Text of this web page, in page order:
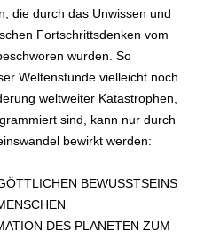
die durch das Unwissen und
Fortschrittsdenken vom
wurden. So
Weltenstunde vielleicht noch
weltweiter Katastrophen,
sind, kann nur durch
bewirkt werden:
BEWUSSTSEINS
DES PLANETEN ZUM